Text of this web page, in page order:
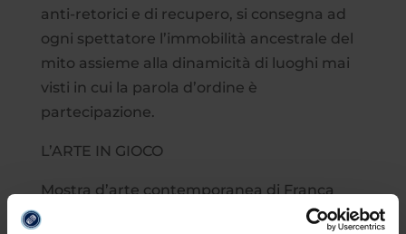
anti-retorici e di recupero, si consegna ad
ogni spettatore l’immobilità ancestrale del
mito assieme alla dinamicità di luoghi mai
visti in cui la parola d’ordine è
partecipazione.
L’ARTE IN GIOCO
Mostra d’arte contemporanea di Franca
Fabrizio